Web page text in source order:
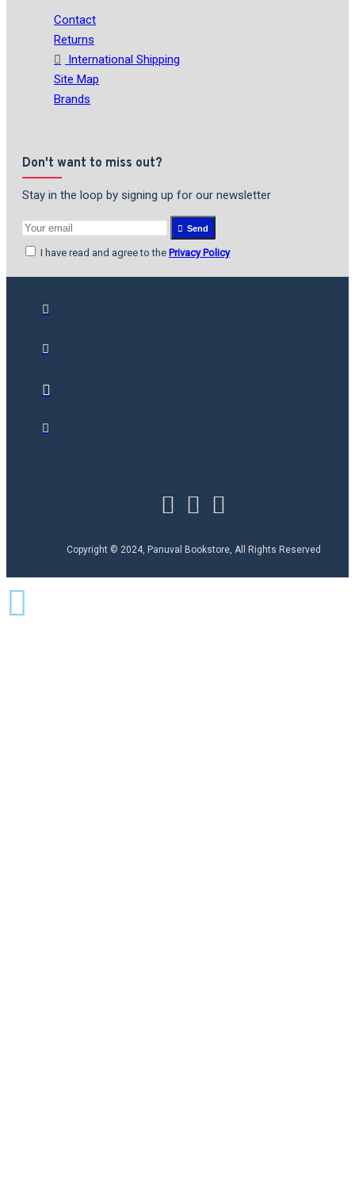
Contact
Returns
International Shipping
Site Map
Brands
Don't want to miss out?
Stay in the loop by signing up for our newsletter
Send
I have read and agree to the Privacy Policy
Copyright © 2024, Panuval Bookstore, All Rights Reserved